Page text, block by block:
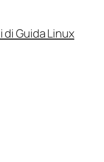
Guida Linux